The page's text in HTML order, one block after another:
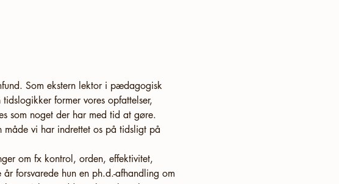
Som ekstern lektor i pædagogisk
former vores opfattelser,
som noget der har med tid at gøre.
vi har indrettet os på tidsligt på
om fx kontrol, orden, effektivitet,
forsvarede hun en ph.d.-afhandling om